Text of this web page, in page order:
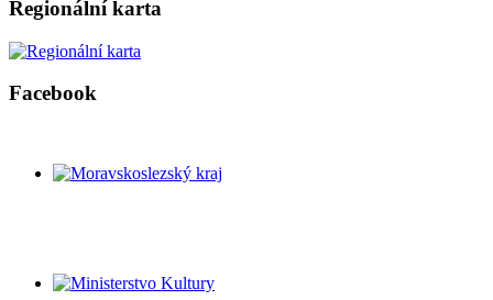
Regionální karta
Facebook